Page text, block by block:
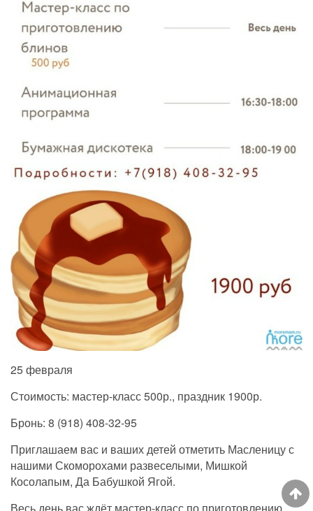
25 февраля
Стоимость: мастер-класс 500р., праздник 1900р.
Бронь: 8 (918) 408-32-95
Приглашаем вас и ваших детей отметить Масленицу с
нашими Скоморохами развеселыми, Мишкой
Косолапым, Да Бабушкой Ягой.